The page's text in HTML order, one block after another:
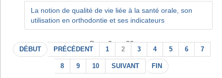
La notion de qualité de vie liée à la santé orale, son
utilisation en orthodontie et ses indicateurs
Page 2 sur 22
DÉBUT PRÉCÉDENT 1 2 3 4 5 6 7
8 9 10 SUIVANT FIN